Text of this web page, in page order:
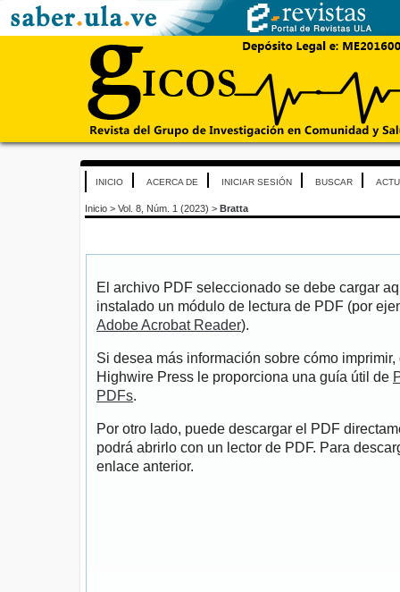
INICIO ACERCA DE INICIAR SESIÓN BUSCAR
Inicio > Vol. 8, Núm. 1 (2023) > Bratta
El archivo PDF seleccionado se debe cargar
instalado un módulo de lectura de PDF (por
Adobe Acrobat Reader).
Si desea más información sobre cómo
Highwire Press le proporciona una guía útil de
PDFs.
Por otro lado, puede descargar el PDF
podrá abrirlo con un lector de PDF. Para
enlace anterior.